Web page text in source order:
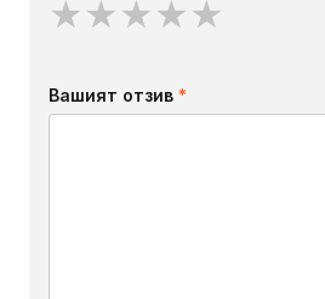
★★★★★
Вашият отзив *